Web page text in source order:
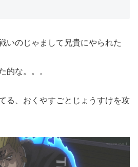
いのじゃまして兄貴にやられた
的な。。。
る、おくやすごとじょうすけを攻